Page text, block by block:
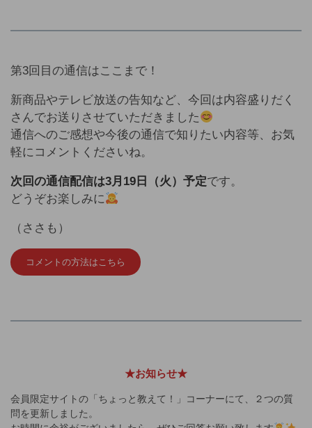
第3回目の通信はここまで！
新商品やテレビ放送の告知など、今回は内容盛りだく
さんでお送りさせていただきました
通信へのご感想や今後の通信で知りたい内容等、お気
軽にコメントくださいね。
次回の通信配信は3月19日（火）予定です。
どうぞお楽しみに
（ささも）
コメントの方法はこちら
★お知らせ★
会員限定サイトの「ちょっと教えて！」コーナーにて、２つの質
問を更新しました。